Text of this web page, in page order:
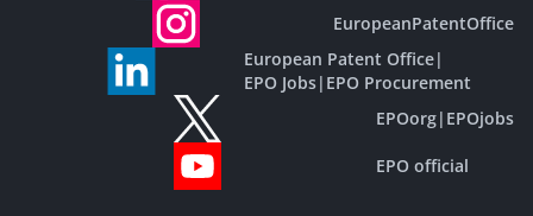
EuropeanPatentOffice
European Patent Office|
EPO Jobs| EPO Procurement
EPOorg| EPOjobs
EPO official